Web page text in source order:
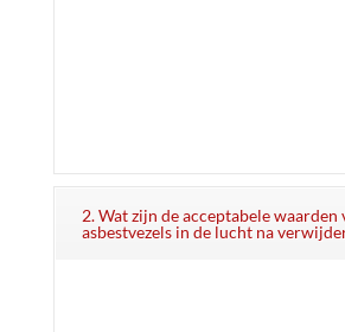
2. Wat zijn de acceptabele waarden
asbestvezels in de lucht na